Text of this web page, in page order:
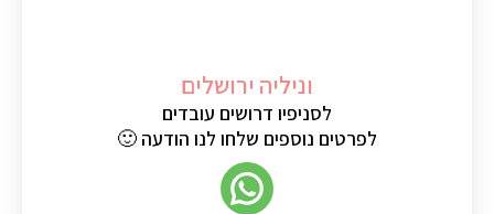
וניליה ירושלים
לסניפיו דרושים עובדים
לפרטים נוספים שלחו לנו הודעה 🙂